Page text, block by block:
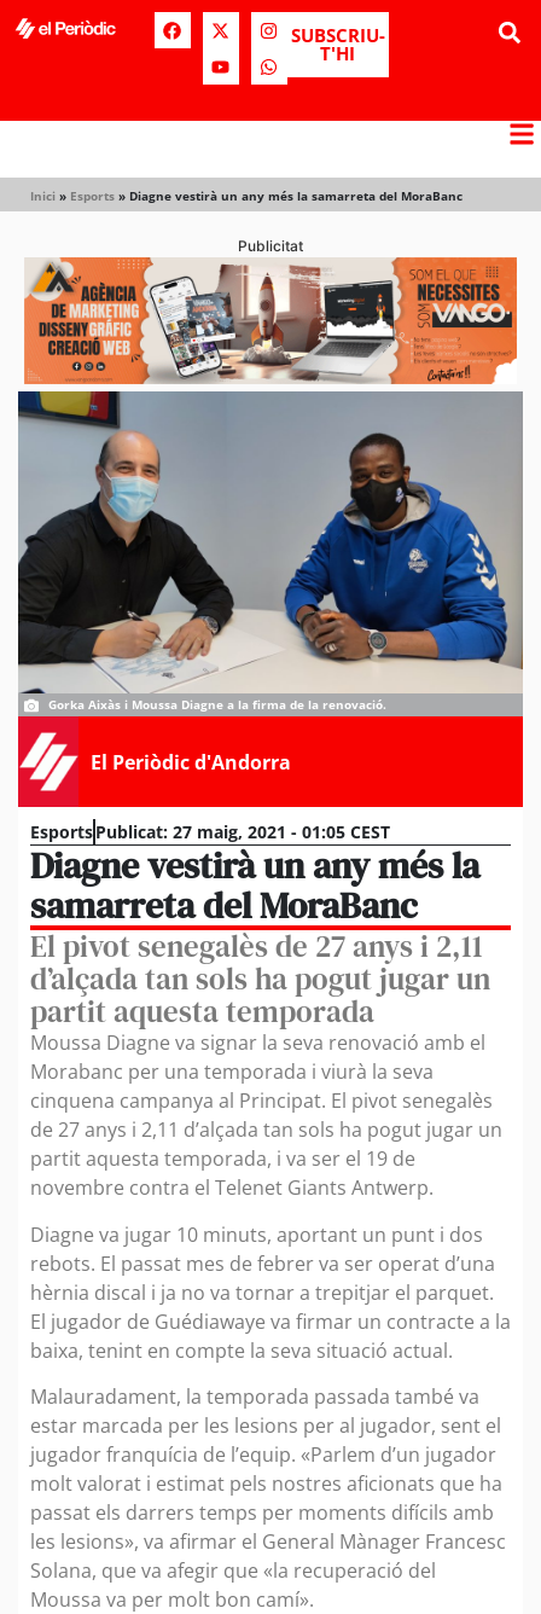
SUBSCRIU-
T'HI
Inici » Esports » Diagne vestirà un any més la samarreta del MoraBanc
Publicitat
Gorka Aixàs i Moussa Diagne a la firma de la renovació.
El Periòdic d'Andorra
EsportsPublicat: 27 maig, 2021 - 01:05 CEST
Diagne vestirà un any més la
samarreta del MoraBanc
El pivot senegalès de 27 anys i 2,11
d’alçada tan sols ha pogut jugar un
partit aquesta temporada
Moussa Diagne va signar la seva renovació amb el
Morabanc per una temporada i viurà la seva
cinquena campanya al Principat. El pivot senegalès
de 27 anys i 2,11 d’alçada tan sols ha pogut jugar un
partit aquesta temporada, i va ser el 19 de
novembre contra el Telenet Giants Antwerp.
Diagne va jugar 10 minuts, aportant un punt i dos
rebots. El passat mes de febrer va ser operat d’una
hèrnia discal i ja no va tornar a trepitjar el parquet.
El jugador de Guédiawaye va firmar un contracte a la
baixa, tenint en compte la seva situació actual.
Malauradament, la temporada passada també va
estar marcada per les lesions per al jugador, sent el
jugador franquícia de l’equip. «Parlem d’un jugador
molt valorat i estimat pels nostres aficionats que ha
passat els darrers temps per moments difícils amb
les lesions», va afirmar el General Mànager Francesc
Solana, que va afegir que «la recuperació del
Moussa va per molt bon camí».